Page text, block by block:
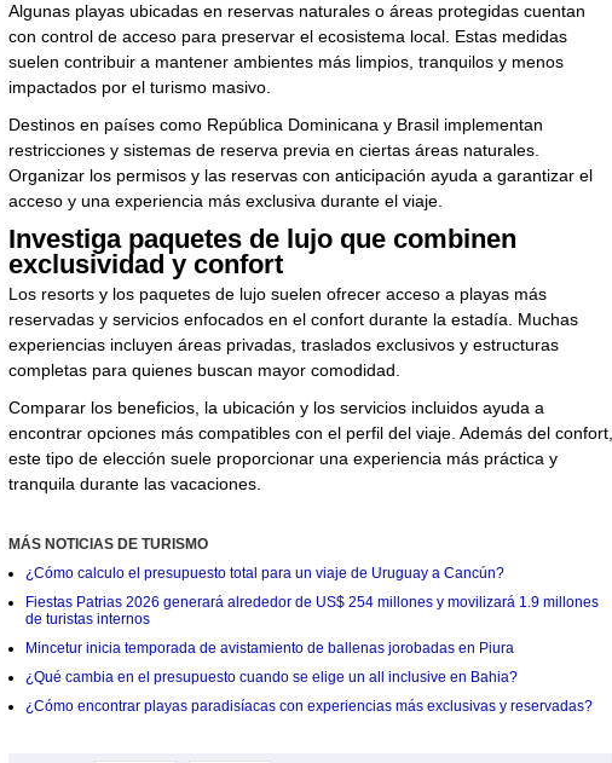
Algunas playas ubicadas en reservas naturales o áreas protegidas cuentan
con control de acceso para preservar el ecosistema local. Estas medidas
suelen contribuir a mantener ambientes más limpios, tranquilos y menos
impactados por el turismo masivo.
Destinos en países como República Dominicana y Brasil implementan
restricciones y sistemas de reserva previa en ciertas áreas naturales.
Organizar los permisos y las reservas con anticipación ayuda a garantizar el
acceso y una experiencia más exclusiva durante el viaje.
Investiga paquetes de lujo que combinen
exclusividad y confort
Los resorts y los paquetes de lujo suelen ofrecer acceso a playas más
reservadas y servicios enfocados en el confort durante la estadía. Muchas
experiencias incluyen áreas privadas, traslados exclusivos y estructuras
completas para quienes buscan mayor comodidad.
Comparar los beneficios, la ubicación y los servicios incluidos ayuda a
encontrar opciones más compatibles con el perfil del viaje. Además del confort,
este tipo de elección suele proporcionar una experiencia más práctica y
tranquila durante las vacaciones.
MÁS NOTICIAS DE TURISMO
¿Cómo calculo el presupuesto total para un viaje de Uruguay a Cancún?
Fiestas Patrias 2026 generará alrededor de US$ 254 millones y movilizará 1.9 millones
de turistas internos
Mincetur inicia temporada de avistamiento de ballenas jorobadas en Piura
¿Qué cambia en el presupuesto cuando se elige un all inclusive en Bahia?
¿Cómo encontrar playas paradisíacas con experiencias más exclusivas y reservadas?